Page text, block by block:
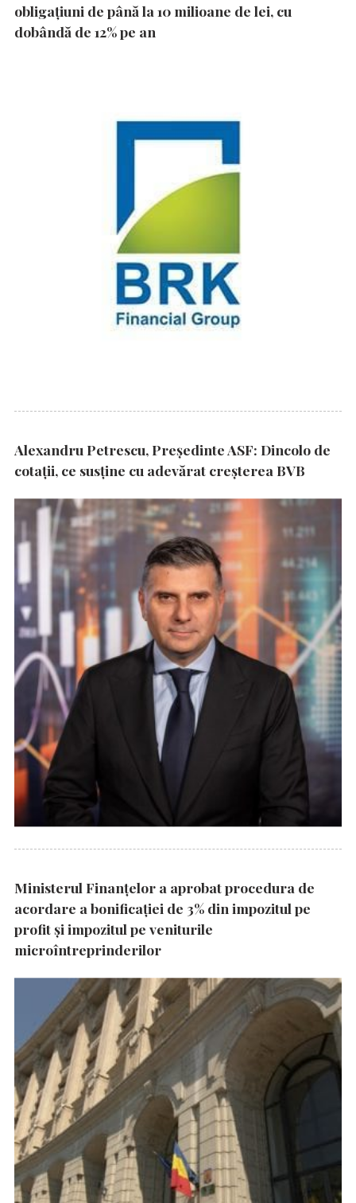
obligațiuni de până la 10 milioane de lei, cu
dobândă de 12% pe an
Alexandru Petrescu, Președinte ASF: Dincolo de
cotații, ce susține cu adevărat creșterea BVB
Ministerul Finanțelor a aprobat procedura de
acordare a bonificației de 3% din impozitul pe
profit și impozitul pe veniturile
microîntreprinderilor